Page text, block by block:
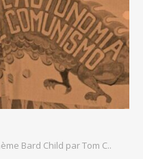
Bard Child parTom C..